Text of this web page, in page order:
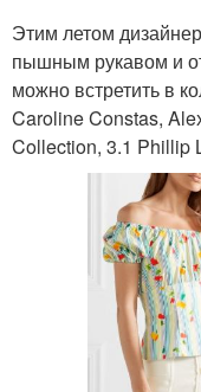
Этим летом
пышным рукавом и
можно встретить в
Caroline Constas,
Collection, 3.1 Phillip